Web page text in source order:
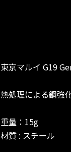
東京マルイ G19
熱処理による鋼強
重量：15g
材質 : スチール